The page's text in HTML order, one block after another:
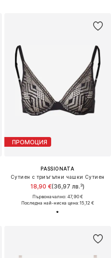
ПРОМОЦИЯ
PASSIONATA
Сутиен с триъгълни чашки Сутиен
18,90 €(36,97 лв.³)
Първоначално: 47,90 €
Последна най-ниска цена:15,12 €